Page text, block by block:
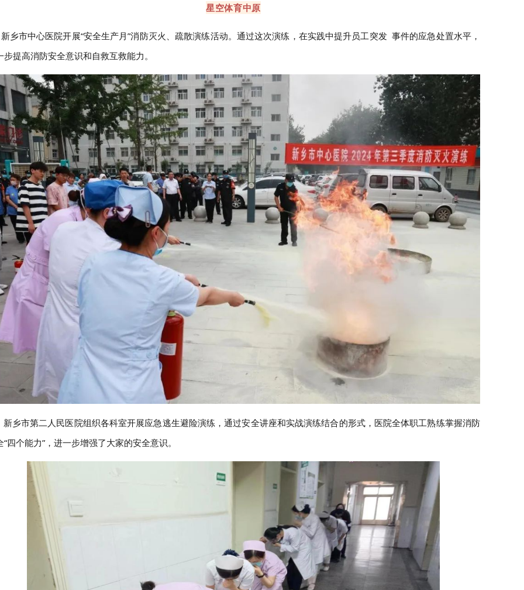
星空体育中原
市中心医院开展“安全生产月”消防灭火、疏散演练活动。通过这次演练，在实践中提升员工突发 事件的应急处置水平，
步提高消防安全意识和自救互救能力。
市第二人民医院组织各科室开展应急逃生避险演练，通过安全讲座和实战演练结合的形式，医院全体职工熟练掌握消防
“四个能力”，进一步增强了大家的安全意识。